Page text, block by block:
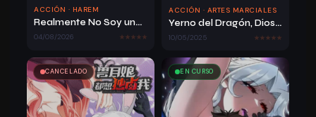
ACCIÓN · HAREM
Realmente No Soy una Bestia Mágica
04/08/2026
ACCIÓN · ARTES MARCIALES
Yerno del Dragón, Dios de la Guerra
10/05/2025
CANCELADO EN CURSO